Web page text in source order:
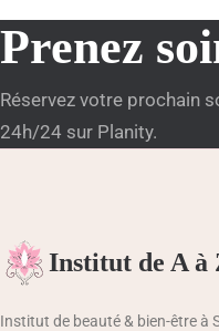
Prenez
Réservez votre prochain
24h/24 sur Planity.
Institut de A à
Institut de beauté & bien-être à